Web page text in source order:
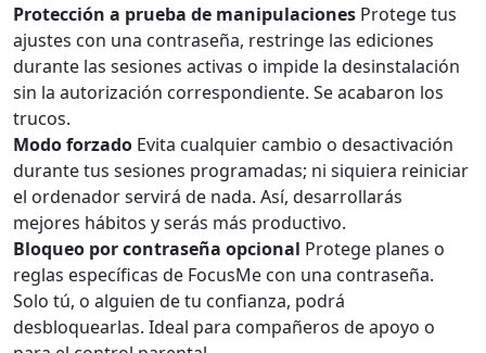
Protección a prueba de manipulaciones Protege tus
ajustes con una contraseña, restringe las ediciones
durante las sesiones activas o impide la desinstalación
sin la autorización correspondiente. Se acabaron los
trucos.
Modo forzado Evita cualquier cambio o desactivación
durante tus sesiones programadas; ni siquiera reiniciar
el ordenador servirá de nada. Así, desarrollarás
mejores hábitos y serás más productivo.
Bloqueo por contraseña opcional Protege planes o
reglas específicas de FocusMe con una contraseña.
Solo tú, o alguien de tu confianza, podrá
desbloquearlas. Ideal para compañeros de apoyo o